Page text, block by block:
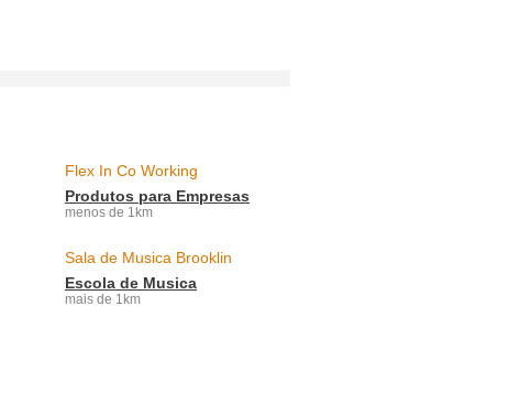
Flex In Co Working
Produtos para Empresas
menos de 1km
Sala de Musica Brooklin
Escola de Musica
mais de 1km